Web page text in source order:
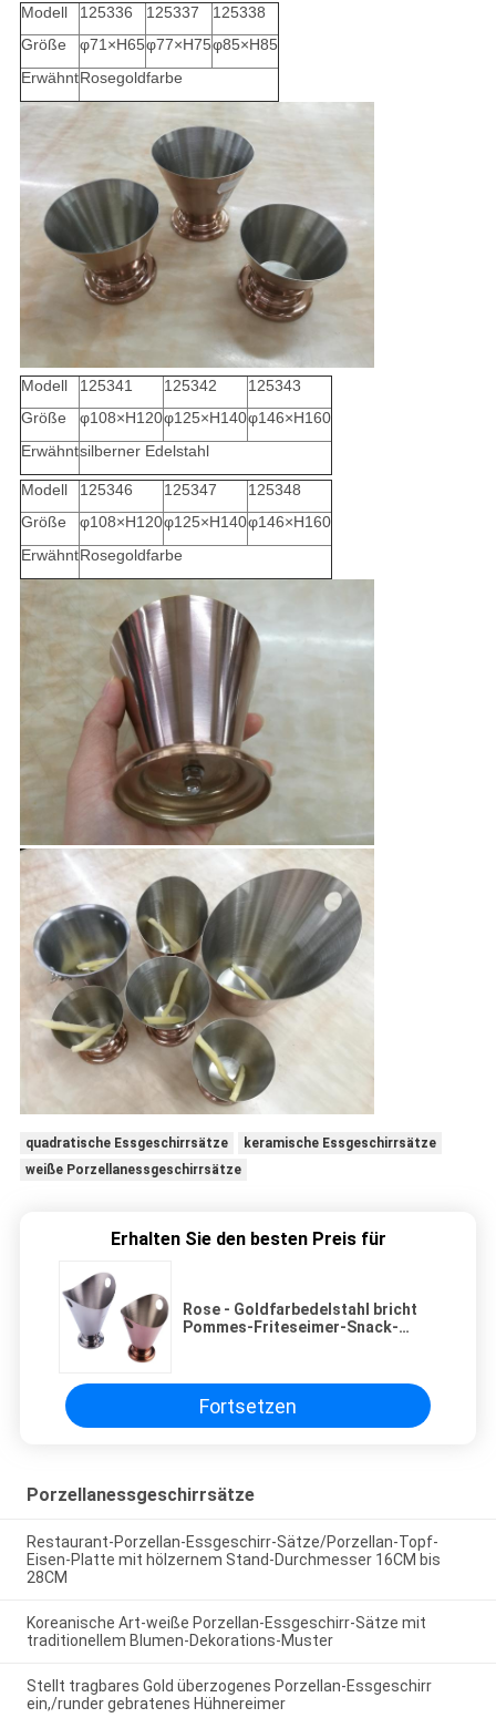
Modell
125336 125337
125338
Größe
φ71×H65φ77×H75φ85×H85
ErwähntRosegoldfarbe
Modell 125341 125342
125343
Größe
φ108×H120φ125×H140φ146×H160
Erwähntsilberner Edelstahl
Modell 125346 125347
125348
Größe
φ108×H120φ125×H140φ146×H160
ErwähntRosegoldfarbe
quadratische Essgeschirrsätze
keramische Essgeschirrsätze
weiße Porzellanessgeschirrsätze
Erhalten Sie den besten Preis für
Rose - Goldfarbedelstahl bricht
Pommes-Friteseimer-Snack-
Fortsetzen
Porzellanessgeschirrsätze
Restaurant-Porzellan-Essgeschirr-Sätze/Porzellan-Topf-
Eisen-Platte mit hölzernem Stand-Durchmesser 16CM bis
28CM
Koreanische Art-weiße Porzellan-Essgeschirr-Sätze mit
traditionellem Blumen-Dekorations-Muster
Stellt tragbares Gold überzogenes Porzellan-Essgeschirr
ein,/runder gebratenes Hühnereimer